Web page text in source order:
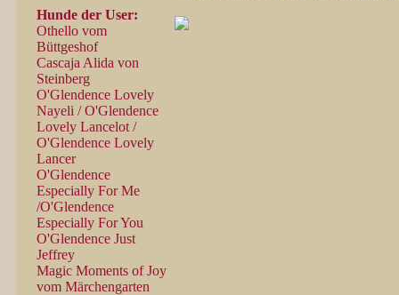
Hunde der User:
Othello vom
Büttgeshof
Cascaja Alida von
Steinberg
O'Glendence Lovely
Nayeli / O'Glendence
Lovely Lancelot /
O'Glendence Lovely
Lancer
O'Glendence
Especially For Me
/O'Glendence
Especially For You
O'Glendence Just
Jeffrey
Magic Moments of Joy
vom Märchengarten